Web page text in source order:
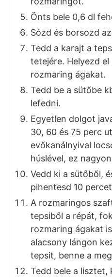
Önts bele 0,6 dl
Sózd és borsozd
Tedd a karajt a
tetejére. Helyezd
rozmaring ágakat.
Tedd be a sütőbe
lefedni.
Egyetlen dolgot
30, 60 és 75 perc
evőkanálnyival
húslével, ez
Vedd ki a sütőből,
pihentesd 10
A rozmaringos
tepsiből a répát,
rozmaring ágakat
alacsony lángon
tepsit, benne a
Tedd bele a lisztet,